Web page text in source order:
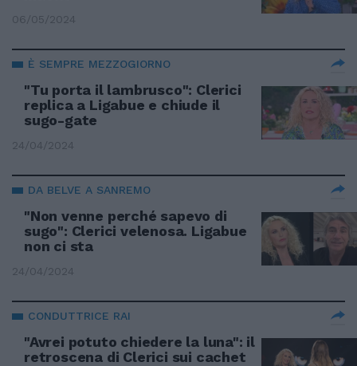
06/05/2024
È SEMPRE MEZZOGIORNO
"Tu porta il lambrusco": Clerici
replica a Ligabue e chiude il
sugo-gate
24/04/2024
DA BELVE A SANREMO
"Non venne perché sapevo di
sugo": Clerici velenosa. Ligabue
non ci sta
24/04/2024
CONDUTTRICE RAI
"Avrei potuto chiedere la luna": il
retroscena di Clerici sui cachet